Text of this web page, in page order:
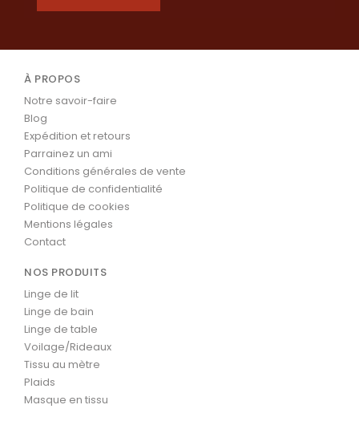
À PROPOS
Notre savoir-faire
Blog
Expédition et retours
Parrainez un ami
Conditions générales de vente
Politique de confidentialité
Politique de cookies
Mentions légales
Contact
NOS PRODUITS
Linge de lit
Linge de bain
Linge de table
Voilage/Rideaux
Tissu au mètre
Plaids
Masque en tissu